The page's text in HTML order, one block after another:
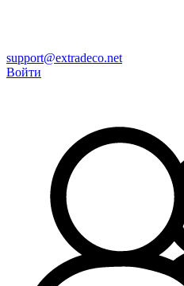
support@extradeco.net
Войти